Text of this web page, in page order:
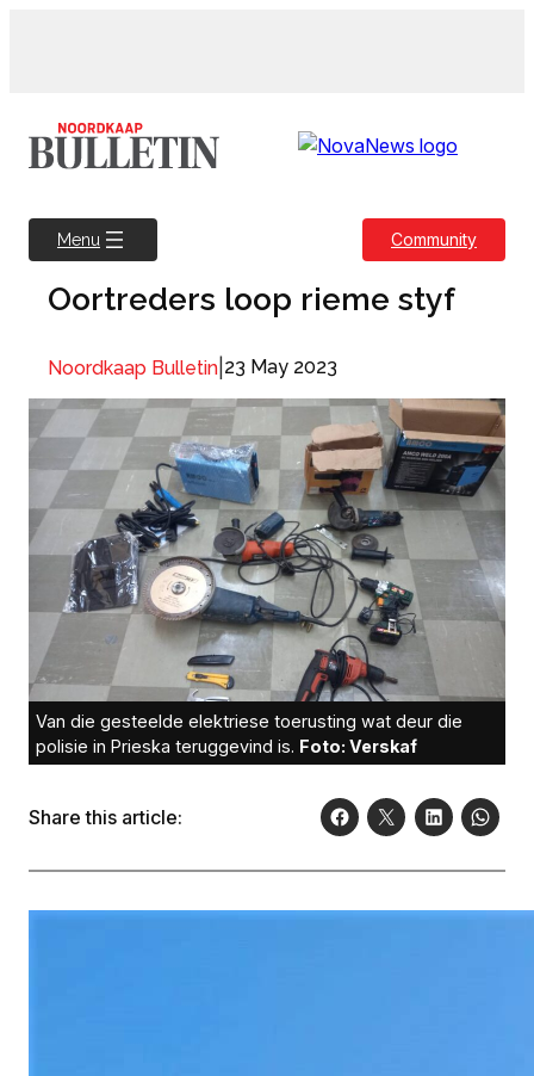
Menu Community
Oortreders loop rieme styf
Noordkaap Bulletin 23 May 2023
Van die gesteelde elektriese toerusting wat deur die
polisie in Prieska teruggevind is. Foto: Verskaf
Share this article: